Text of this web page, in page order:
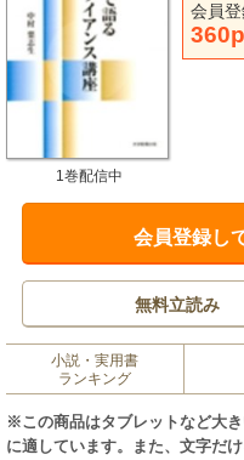
会員
1巻配信中
会員登録し
無料立読み
小説・実用書
ランキング
※この商品はタブレットなど大
に適しています。また、文字だ